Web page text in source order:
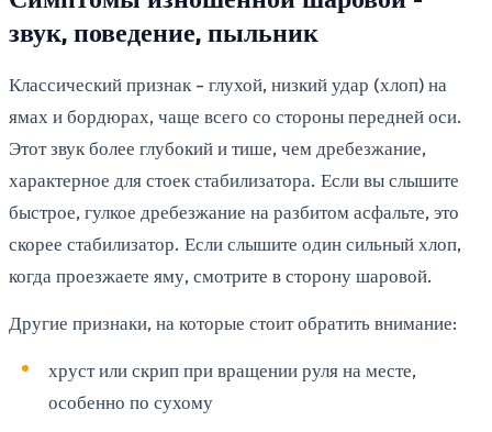
звук, поведение, пыльник
Классический признак - глухой, низкий удар (хлоп) на
ямах и бордюрах, чаще всего со стороны передней оси.
Этот звук более глубокий и тише, чем дребезжание,
характерное для стоек стабилизатора. Если вы слышите
быстрое, гулкое дребезжание на разбитом асфальте, это
скорее стабилизатор. Если слышите один сильный хлоп,
когда проезжаете яму, смотрите в сторону шаровой.
Другие признаки, на которые стоит обратить внимание:
хруст или скрип при вращении руля на месте,
особенно по сухому